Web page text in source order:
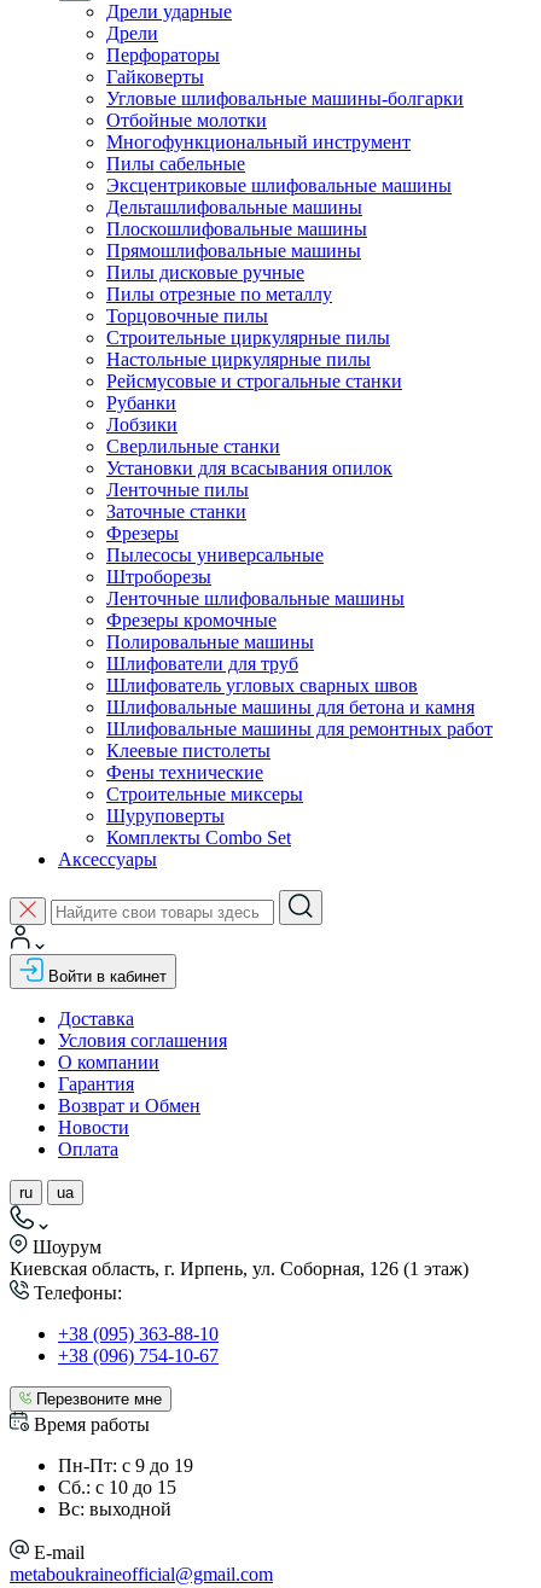
Дрели ударные
Дрели
Перфораторы
Гайковерты
Угловые шлифовальные машины-болгарки
Отбойные молотки
Многофункциональный инструмент
Пилы сабельные
Эксцентриковые шлифовальные машины
Дельташлифовальные машины
Плоскошлифовальные машины
Прямошлифовальные машины
Пилы дисковые ручные
Пилы отрезные по металлу
Торцовочные пилы
Строительные циркулярные пилы
Настольные циркулярные пилы
Рейсмусовые и строгальные станки
Рубанки
Лобзики
Сверлильные станки
Установки для всасывания опилок
Ленточные пилы
Заточные станки
Фрезеры
Пылесосы универсальные
Штроборезы
Ленточные шлифовальные машины
Фрезеры кромочные
Полировальные машины
Шлифователи для труб
Шлифователь угловых сварных швов
Шлифовальные машины для бетона и камня
Шлифовальные машины для ремонтных работ
Клеевые пистолеты
Фены технические
Строительные миксеры
Шуруповерты
Комплекты Combo Set
Аксессуары
Войти в кабинет
Доставка
Условия соглашения
О компании
Гарантия
Возврат и Обмен
Новости
Оплата
ru ua
Шоурум
Киевская область, г. Ирпень, ул. Соборная, 126 (1 этаж)
Телефоны:
+38 (095) 363-88-10
+38 (096) 754-10-67
Перезвоните мне
Время работы
Пн-Пт: с 9 до 19
Сб.: с 10 до 15
Вс: выходной
E-mail
metaboukraineofficial@gmail.com